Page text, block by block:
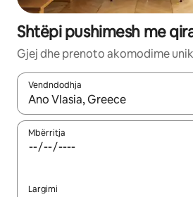
Shtëpi pushimesh me
Gjej dhe prenoto akomodime
Vendndodhja
Kur rezultatet të jenë të
Mbërritja
Largimi